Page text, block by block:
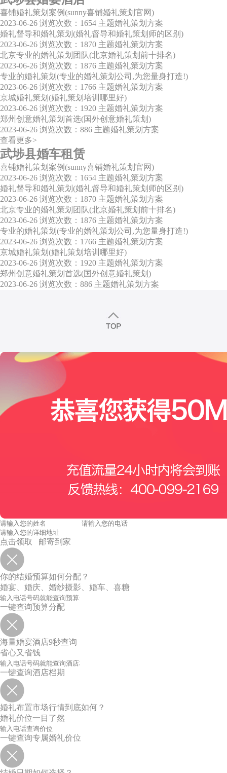
喜铺婚礼策划案例(sunny喜铺婚礼策划官网)
2023-06-26 浏览次数：1654 主题婚礼策划方案
婚礼督导和婚礼策划(婚礼督导和婚礼策划师的区别)
2023-06-26 浏览次数：1870 主题婚礼策划方案
北京专业的婚礼策划团队(北京婚礼策划前十排名)
2023-06-26 浏览次数：1876 主题婚礼策划方案
专业的婚礼策划(专业的婚礼策划公司,为您量身打造!)
2023-06-26 浏览次数：1766 主题婚礼策划方案
京城婚礼策划(婚礼策划培训哪里好)
2023-06-26 浏览次数：1920 主题婚礼策划方案
郑州创意婚礼策划首选(国外创意婚礼策划)
2023-06-26 浏览次数：886 主题婚礼策划方案
查看更多>
武埗县婚车租赁
喜铺婚礼策划案例(sunny喜铺婚礼策划官网)
2023-06-26 浏览次数：1654 主题婚礼策划方案
婚礼督导和婚礼策划(婚礼督导和婚礼策划师的区别)
2023-06-26 浏览次数：1870 主题婚礼策划方案
北京专业的婚礼策划团队(北京婚礼策划前十排名)
2023-06-26 浏览次数：1876 主题婚礼策划方案
专业的婚礼策划(专业的婚礼策划公司,为您量身打造!)
2023-06-26 浏览次数：1766 主题婚礼策划方案
京城婚礼策划(婚礼策划培训哪里好)
2023-06-26 浏览次数：1920 主题婚礼策划方案
郑州创意婚礼策划首选(国外创意婚礼策划)
2023-06-26 浏览次数：886 主题婚礼策划方案
点击领取 邮寄到家
你的结婚预算如何分配？
婚宴、婚庆、婚纱摄影、婚车、喜糖
一键查询预算分配
海量婚宴酒店9秒查询
省心又省钱
一键查询酒店档期
婚礼布置市场行情到底如何？
婚礼价位一目了然
一键查询专属婚礼价位